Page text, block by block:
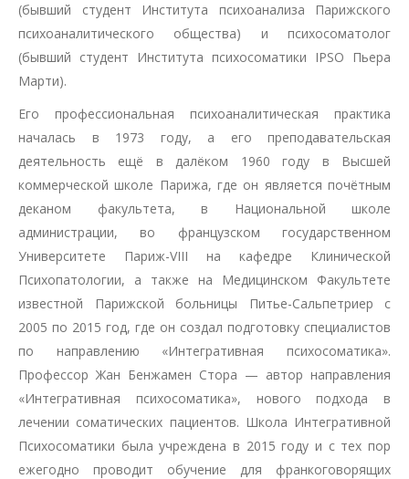
(бывший студент Института психоанализа Парижского
психоаналитического общества) и психосоматолог
(бывший студент Института психосоматики IPSO Пьера
Марти).
Его профессиональная психоаналитическая практика
началась в 1973 году, а его преподавательская
деятельность ещё в далёком 1960 году в Высшей
коммерческой школе Парижа, где он является почётным
деканом факультета, в Национальной школе
администрации, во французском государственном
Университете Париж-VIII на кафедре Клинической
Психопатологии, а также на Медицинском Факультете
известной Парижской больницы Питье-Сальпетриер с
2005 по 2015 год, где он создал подготовку специалистов
по направлению «Интегративная психосоматика».
Профессор Жан Бенжамен Стора — автор направления
«Интегративная психосоматика», нового подхода в
лечении соматических пациентов. Школа Интегративной
Психосоматики была учреждена в 2015 году и с тех пор
ежегодно проводит обучение для франкоговорящих